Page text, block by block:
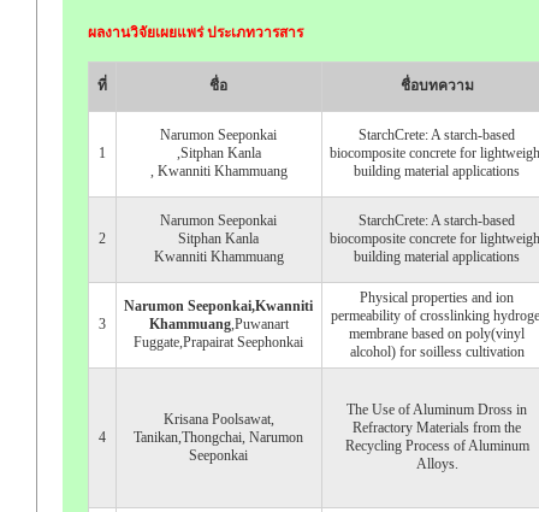
ผลงานวิจัยเผยแพร่ ประเภทวารสาร
ที่ ชื่อ ชื่อบทความ
1
Narumon Seeponkai
,Sitphan Kanla
, Kwanniti Khammuang
StarchCrete: A starch-based
biocomposite concrete for
building material applications
2
Narumon Seeponkai
Sitphan Kanla
Kwanniti Khammuang
StarchCrete: A starch-based
biocomposite concrete for
building material applications
3
Narumon Seeponkai,Kwanniti
Khammuang,Puwanart
Fuggate,Prapairat Seephonkai
Physical properties and ion
permeability of crosslinking
membrane based on poly(vinyl
alcohol) for soilless cultivation
4
Krisana Poolsawat,
Tanikan,Thongchai, Narumon
Seeponkai
The Use of Aluminum Dross in
Refractory Materials from the
Recycling Process of Aluminum
Alloys.